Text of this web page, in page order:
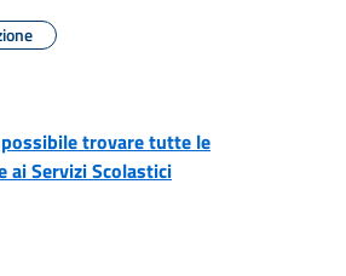
trovare tutte le
ai Servizi Scolastici